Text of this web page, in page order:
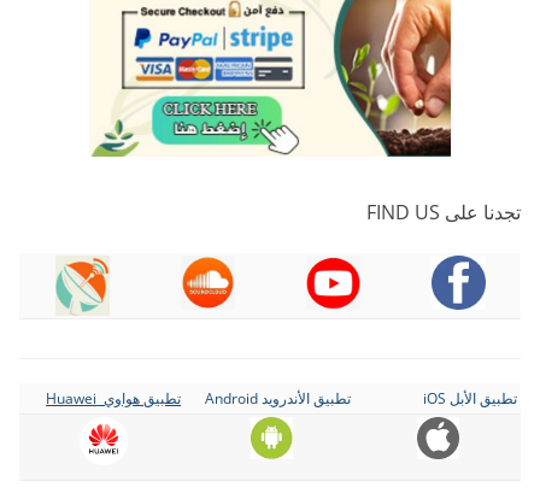
تجدنا على FIND US
تطبيق الأبل iOS تطبيق الأندرويد Android تطبيق هواوي Huawei